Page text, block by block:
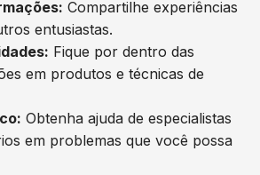
Compartilhe experiências
entusiastas.
Fique por dentro das
em produtos e técnicas de
Obtenha ajuda de especialistas
em problemas que você possa